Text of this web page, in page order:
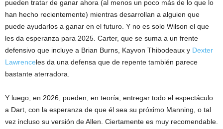
pueden tratar de ganar ahora (al menos un poco más de lo que lo
han hecho recientemente) mientras desarrollan a alguien que
puede ayudarlos a ganar en el futuro. Y no es solo Wilson el que
les da esperanza para 2025. Carter, que se suma a un frente
defensivo que incluye a Brian Burns, Kayvon Thibodeaux y Dexter
Lawrenceles da una defensa que de repente también parece
bastante aterradora.
Y luego, en 2026, pueden, en teoría, entregar todo el espectáculo
a Dart, con la esperanza de que él sea su próximo Manning, o tal
vez incluso su versión de Allen. Ciertamente es muy recomendable.